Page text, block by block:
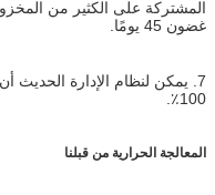
المشتركة على الكثير من
غضون 45 يومًا.
7. يمكن لنظام الإدارة
100٪.
المعالجة الحرارية من قبلنا